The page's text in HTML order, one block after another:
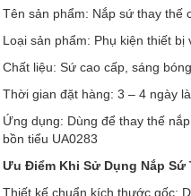
Tên sản phẩm: Nắp sứ thay thế
Loại sản phẩm: Phụ kiện thiết
Chất liệu: Sứ cao cấp, sáng
Thời gian đặt hàng: 3 – 4 ngày
Ứng dụng: Dùng để thay thế
bồn tiểu UA0283
Ưu Điểm Khi Sử Dụng Nắp Sứ
Thiết kế chuẩn kích thước gốc: